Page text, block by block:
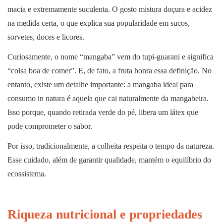
macia e extremamente suculenta. O gosto mistura doçura e acidez
na medida certa, o que explica sua popularidade em sucos,
sorvetes, doces e licores.
Curiosamente, o nome “mangaba” vem do tupi-guarani e significa
“coisa boa de comer”. E, de fato, a fruta honra essa definição. No
entanto, existe um detalhe importante: a mangaba ideal para
consumo in natura é aquela que cai naturalmente da mangabeira.
Isso porque, quando retirada verde do pé, libera um látex que
pode comprometer o sabor.
Por isso, tradicionalmente, a colheita respeita o tempo da natureza.
Esse cuidado, além de garantir qualidade, mantém o equilíbrio do
ecossistema.
Riqueza nutricional e propriedades